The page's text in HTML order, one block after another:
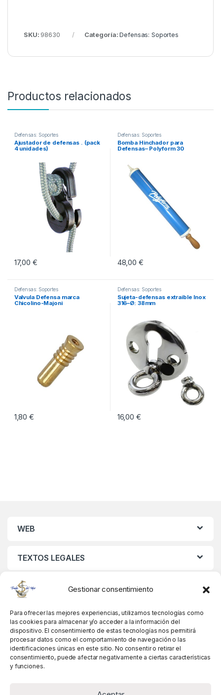
Gestionar consentimiento
Para ofrecer las mejores experiencias, utilizamos tecnologías como
las cookies para almacenar y/o acceder a la información del
dispositivo. El consentimiento de estas tecnologías nos permitirá
procesar datos como el comportamiento de navegación o las
identificaciones únicas en este sitio. No consentir o retirar el
consentimiento, puede afectar negativamente a ciertas características
y funciones.
SKU: 98630 Categoría:Defensas: Soportes
Productos relacionados
Defensas: Soportes
Ajustador de defensas . (pack
4 unidades)
17,00 €
Defensas: Soportes
Bomba Hinchador para
Defensas– Polyform 30
48,00 €
Defensas: Soportes
Valvula Defensa marca
Chicolino-Majoni
1,80€
Defensas: Soportes
Sujeta-defensas extraible Inox
316–Ø: 38mm
16,00 €
WEB
TEXTOS LEGALES
MIS DATOS